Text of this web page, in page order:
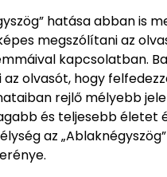
hatása abban is
megszólítani az
kapcsolatban.
olvasót, hogy
rejlő mélyebb
és teljesebb életet
az